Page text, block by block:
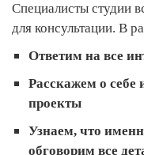
Специалисты студии
для консультации. В
Ответим на все
Расскажем о себе
проекты
Узнаем, что
обговорим все